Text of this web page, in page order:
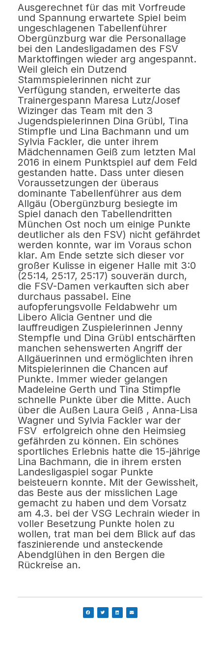
Ausgerechnet für das mit Vorfreude
und Spannung erwartete Spiel beim
ungeschlagenen Tabellenführer
Obergünzburg war die Personallage
bei den Landesligadamen des FSV
Marktoffingen wieder arg angespannt.
Weil gleich ein Dutzend
Stammspielerinnen nicht zur
Verfügung standen, erweiterte das
Trainergespann Maresa Lutz/Josef
Wizinger das Team mit den 3
Jugendspielerinnen Dina Grübl, Tina
Stimpfle und Lina Bachmann und um
Sylvia Fackler, die unter ihrem
Mädchennamen Geiß zum letzten Mal
2016 in einem Punktspiel auf dem Feld
gestanden hatte. Dass unter diesen
Voraussetzungen der überaus
dominante Tabellenführer aus dem
Allgäu (Obergünzburg besiegte im
Spiel danach den Tabellendritten
München Ost noch um einige Punkte
deutlicher als den FSV) nicht gefährdet
werden konnte, war im Voraus schon
klar. Am Ende setzte sich dieser vor
großer Kulisse in eigener Halle mit 3:0
(25:14, 25:17, 25:17) souverän durch,
die FSV-Damen verkauften sich aber
durchaus passabel. Eine
aufopferungsvolle Feldabwehr um
Libero Alicia Gentner und die
lauffreudigen Zuspielerinnen Jenny
Stempfle und Dina Grübl entschärften
manchen sehenswerten Angriff der
Allgäuerinnen und ermöglichten ihren
Mitspielerinnen die Chancen auf
Punkte. Immer wieder gelangen
Madeleine Gerth und Tina Stimpfle
schnelle Punkte über die Mitte. Auch
über die Außen Laura Geiß , Anna-Lisa
Wagner und Sylvia Fackler war der
FSV erfolgreich ohne den Heimsieg
gefährden zu können. Ein schönes
sportliches Erlebnis hatte die 15-jährige
Lina Bachmann, die in ihrem ersten
Landesligaspiel sogar Punkte
beisteuern konnte. Mit der Gewissheit,
das Beste aus der misslichen Lage
gemacht zu haben und dem Vorsatz
am 4.3. bei der VSG Lechrain wieder in
voller Besetzung Punkte holen zu
wollen, trat man bei dem Blick auf das
faszinierende und ansteckende
Abendglühen in den Bergen die
Rückreise an.